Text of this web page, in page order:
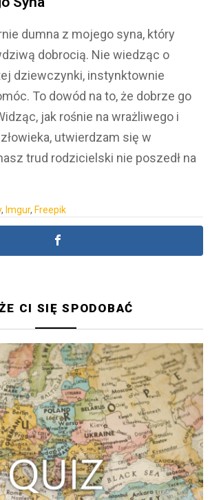
dumna z mojego syna, który
dobrocią. Nie wiedząc o
dziewczynki, instynktownie
To dowód na to, że dobrze go
jak rośnie na wrażliwego i
utwierdzam się w
trud rodzicielski nie poszedł na
, Imgur, Freepik
CI SIĘ SPODOBAĆ